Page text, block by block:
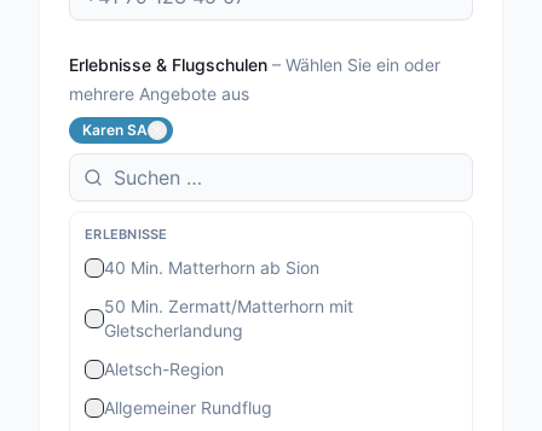
Erlebnisse & Flugschulen – Wählen Sie ein oder
mehrere Angebote aus
Karen SA
ERLEBNISSE
40 Min. Matterhorn ab Sion
50 Min. Zermatt/Matterhorn mit
Gletscherlandung
Aletsch-Region
Allgemeiner Rundflug